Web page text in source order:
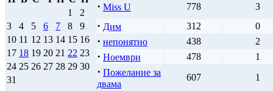
1
2
3
4 5 6 7 8
9
10 11 12 13 14 15 16
17 18 19 20 21 22 23
24 25 26 27 28 29 30
31
· Miss U 778 3
· Дим 312 0
· непонятно 438 2
· Ноември 478 1
· Пожелание за
двама
607 1